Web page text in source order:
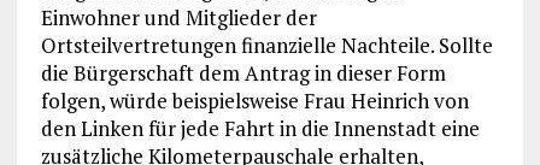
Einwohner und Mitglieder der
Ortsteilvertretungen finanzielle Nachteile. Sollte
die Bürgerschaft dem Antrag in dieser Form
folgen, würde beispielsweise Frau Heinrich von
den Linken für jede Fahrt in die Innenstadt eine
zusätzliche Kilometerpauschale erhalten,